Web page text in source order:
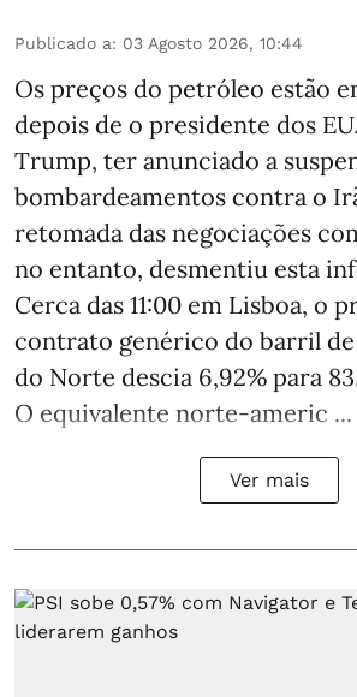
Publicado a: 03 Agosto 2026, 10:44
Os preços do petróleo estão
depois de o presidente dos
Trump, ter anunciado a
bombardeamentos contra o
retomada das negociações
no entanto, desmentiu esta
Cerca das 11:00 em Lisboa, o
contrato genérico do barril
do Norte descia 6,92% para
O equivalente norte-americ ...
Ver mais